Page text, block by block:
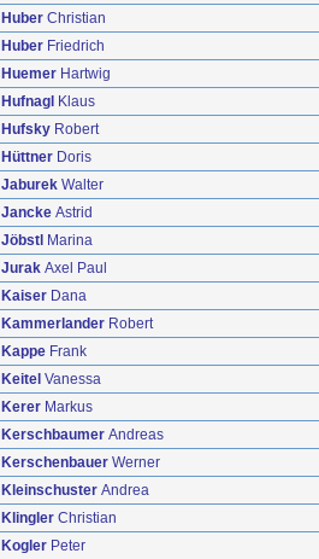
Huber Christian
Huber Friedrich
Huemer Hartwig
Hufnagl Klaus
Hufsky Robert
Hüttner Doris
Jaburek Walter
Jancke Astrid
Jöbstl Marina
Jurak Axel Paul
Kaiser Dana
Kammerlander Robert
Kappe Frank
Keitel Vanessa
Kerer Markus
Kerschbaumer Andreas
Kerschenbauer Werner
Kleinschuster Andrea
Klingler Christian
Kogler Peter